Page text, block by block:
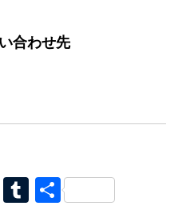
合わせ先
Pinterest
Tumblr
共